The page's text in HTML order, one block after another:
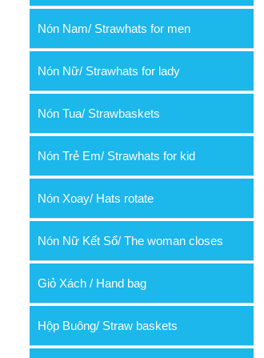
Nón Nam/ Strawhats for men
Nón Nữ/ Strawhats for lady
Nón Tua/ Strawbaskets
Nón Trẻ Em/ Strawhats for kid
Nón Xoay/ Hats rotate
Nón Nữ Kết Sổ/ The woman closes
Giỏ Xách / Hand bag
Hộp Buông/ Straw baskets